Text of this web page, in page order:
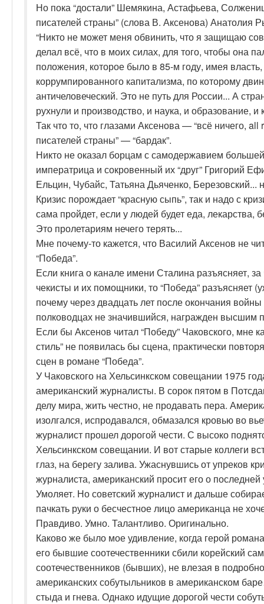
Но пока “достали” Шемякина, Астафьева,
писателей страны” (слова В. Аксенова) Анатолия
“Никто не может меня обвинить, что я защищаю
делал всё, что в моих силах, для того, чтобы она
положения, которое было в 85-м году, имея
коррумпированного капитализма, по которому
античеловеческий. Это не путь для России... А
рухнули и производство, и наука, и образование,
Так что то, что глазами Аксенова — “всё ничего,
писателей страны” — “бардак”.
Никто не оказал борцам с самодержавием
императрица и сокровенный их “друг” Григорий
Ельцин, Чубайс, Татьяна Дьяченко, Березовский...
Кризис порождает “красную сыпь”, так и надо с
сама пройдет, если у людей будет еда, лекарства,
Это пролетариям нечего терять...
Мне почему-то кажется, что Василий Аксенов не
“Победа”.
Если книга о канале имени Сталина разъясняет,
чекисты и их помощники, то “Победа” разъясняет
почему через двадцать лет после окончания
полководцах не значившийся, награжден высшим
Если бы Аксенов читал “Победу” Чаковского, мне
стиль” не появилась бы сцена, практически
сцен в романе “Победа”.
У Чаковского на Хельсинкском совещании 1975
американский журналисты. В сорок пятом в
делу мира, жить честно, не продавать пера.
изолгался, испродавался, обмазался кровью во
журналист прошел дорогой чести. С высоко
Хельсинкском совещании. И вот старые коллеги
глаз, на берегу залива. Ужаснувшись от упреков
журналиста, американский просит его о
Умоляет. Но советский журналист и дальше
пачкать руки о бесчестное лицо американца не
Правдиво. Умно. Талантливо. Оригинально.
Каково же было мое удивление, когда герой
его бывшие соотечественники сбили корейский
соотечественников (бывших), не влезая в
американских собутыльников в американском
стыда и гнева. Однако идущие дорогой чести